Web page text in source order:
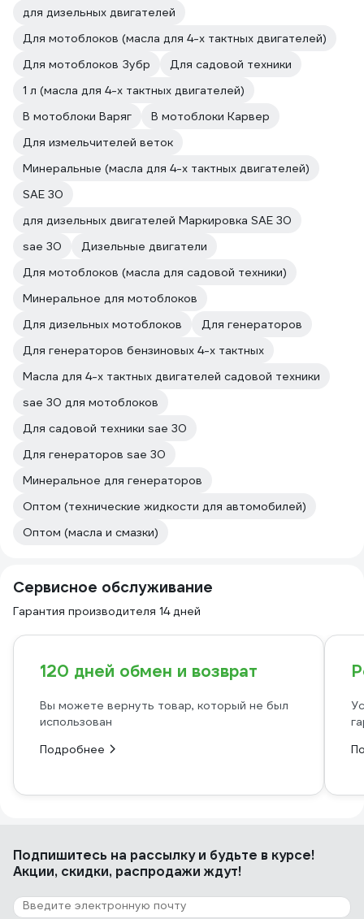
для дизельных двигателей
Для мотоблоков (масла для 4-х тактных двигателей)
Для мотоблоков Зубр
Для садовой техники
1 л (масла для 4-х тактных двигателей)
В мотоблоки Варяг
В мотоблоки Карвер
Для измельчителей веток
Минеральные (масла для 4-х тактных двигателей)
SAE 30
для дизельных двигателей Маркировка SAE 30
sae 30
Дизельные двигатели
Для мотоблоков (масла для садовой техники)
Минеральное для мотоблоков
Для дизельных мотоблоков
Для генераторов
Для генераторов бензиновых 4-х тактных
Масла для 4-х тактных двигателей садовой техники
sae 30 для мотоблоков
Для садовой техники sae 30
Для генераторов sae 30
Минеральное для генераторов
Оптом (технические жидкости для автомобилей)
Оптом (масла и смазки)
Сервисное обслуживание
Гарантия производителя 14 дней
120 дней обмен и возврат
Вы можете вернуть товар, который не был
использован
Подробнее
Подпишитесь на рассылкуи будьте в курсе!
Акции, скидки, распродажи ждут!